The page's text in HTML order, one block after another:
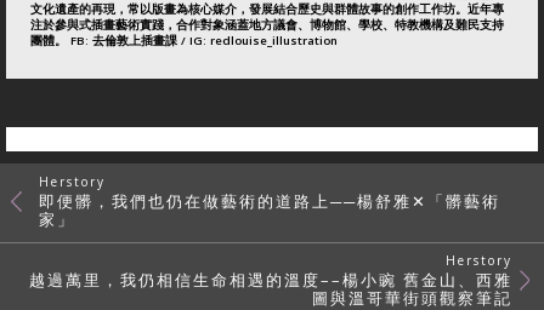
文化遺產的再現，常以版畫為核心媒介，發展結合歷史與群體故事的創作工作坊。近年專
注於參與式插畫藝術實踐，合作對象涵蓋地方議會、博物館、學校、特教機構及難民支持
團體。 FB: 去倫敦上插畫課 / IG: redlouise_illustration
Herstory
即便髒，我們也仍在做藝術的道路上──楊舒雅✕「髒藝術
家」
Herstory
越過萬里，我仍相信生命相遇的溫度––楊小豌 舊金山、西雅
圖與溫哥華街頭觀察筆記